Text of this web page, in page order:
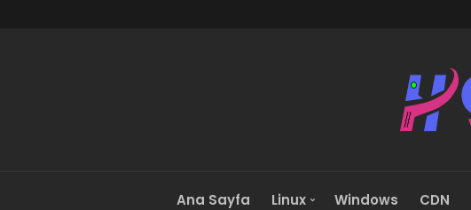
Ana Sayfa Linux Windows CDN